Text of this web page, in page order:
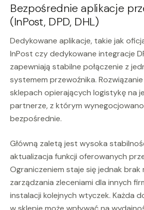
Bezpośrednie aplikacje
(InPost, DPD, DHL)
Dedykowane aplikacje, takie jak
InPost czy dedykowane integracje
zapewniają stabilne połączenie z
systemem przewoźnika.
sklepach opierających logistykę na
partnerze, z którym
bezpośrednie.
Główną zaletą jest wysoka
aktualizacja funkcji oferowanych
Ograniczeniem staje się jednak brak
zarządzania zleceniami dla innych
instalacji kolejnych wtyczek. Każda